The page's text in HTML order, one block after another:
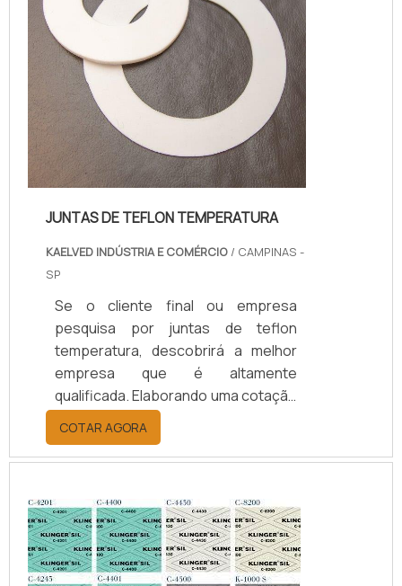
JUNTAS DE TEFLON TEMPERATURA
KAELVED INDÚSTRIA E COMÉRCIO / CAMPINAS -
SP
Se o cliente final ou empresa
pesquisa por juntas de teflon
temperatura, descobrirá a melhor
empresa que é altamente
qualificada. Elaborando uma cotação
por meio da plataforma e
descobrindo a melhor referência do
mercado.Sim, aqui é o lugar certo!
temperatura, com os colaboradores
da kaelved obterá excelente custo-
benefício com assessoria técnica
especializada.UM POUCO MAIS
COTAR AGORA